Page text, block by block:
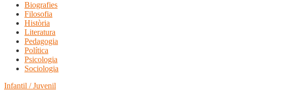
Biografies
Filosofia
Història
Literatura
Pedagogia
Política
Psicologia
Sociologia
Infantil / Juvenil